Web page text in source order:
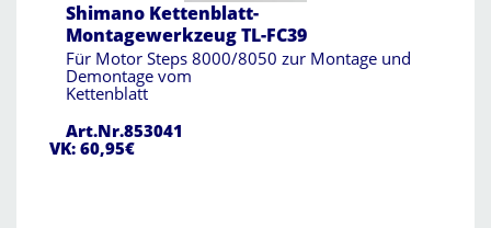
Shimano Kettenblatt-
Montagewerkzeug TL-FC39
Für Motor Steps 8000/8050 zur Montage und
Demontage vom
Kettenblatt
Art.Nr.853041
VK: 60,95€